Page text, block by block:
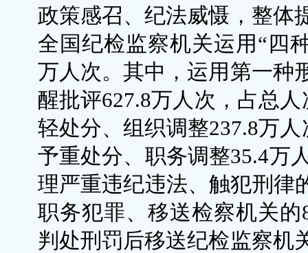
政策感召、纪法威慑，整体
全国纪检监察机关运用“四
万人次。其中，运用第一种
醒批评627.8万人次，占总
轻处分、组织调整237.8万
予重处分、职务调整35.4万
理严重违纪违法、触犯刑律
职务犯罪、移送检察机关
判处刑罚后移送纪检监察机